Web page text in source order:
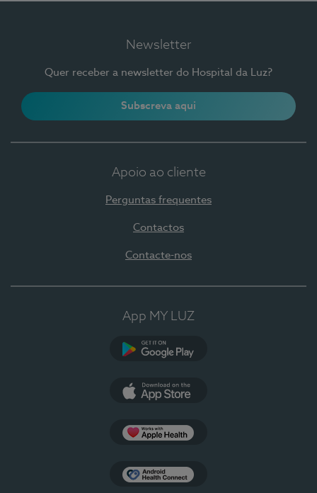
Newsletter
Quer receber a newsletter do Hospital da Luz?
Subscreva aqui
Apoio ao cliente
Perguntas frequentes
Contactos
Contacte-nos
App MY LUZ